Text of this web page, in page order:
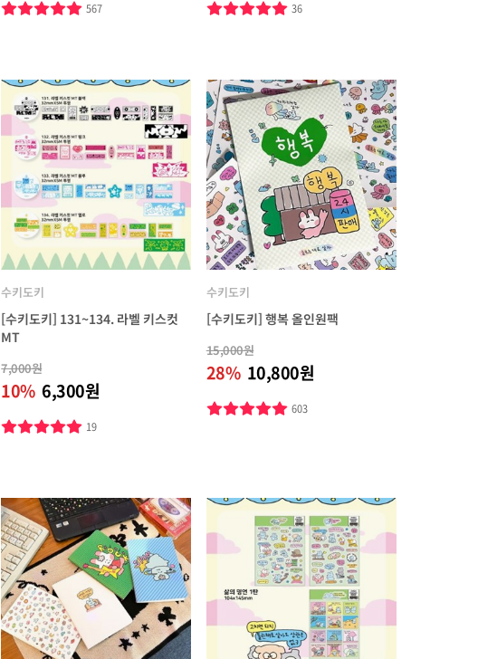
567 36
수키도키
[수키도키] 131~134. 라벨 키스컷
MT
7,000원
10% 6,300원
19
수키도키
[수키도키] 행복 올인원팩
15,000원
28% 10,800원
603